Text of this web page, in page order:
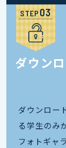
STEP
ダウン
ダウンロー
る学生のみ
フォトギャ